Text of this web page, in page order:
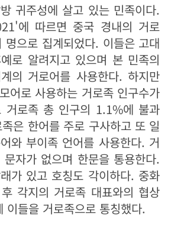
귀주성에 살고 있는 민족이다.
에 따르면 중국 경내의 거로
으로 집계되었다. 이들은 고대
로 알려지고 있으며 본 민족의
의 거로어를 사용한다. 하지만
어로 사용하는 거로족 인구수가
거로족 총 인구의 1.1%에 불과
은 한어를 주로 구사하고 또 일
와 부이족 언어를 사용한다. 거
자가 없으며 한문을 통용한다.
가 있고 호칭도 각이하다. 중화
각지의 거로족 대표와의 협상
이들을 거로족으로 통칭했다.